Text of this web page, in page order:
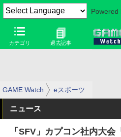
Powered
カテゴリ 過去記事
GAME Watch eスポーツ
ニュース
「SFV」カプコン社内大